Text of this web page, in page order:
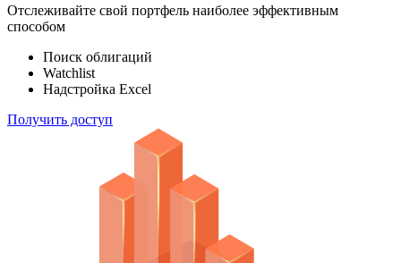
Отслеживайте свой портфель наиболее эффективным
способом
Поиск облигаций
Watchlist
Надстройка Excel
Получить доступ